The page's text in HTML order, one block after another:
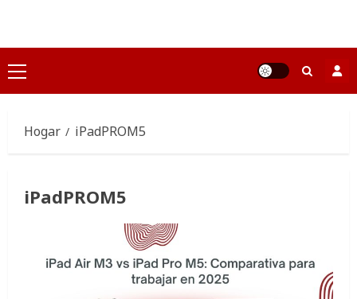
contenido
Menú
principal
Hogar iPadPROM5
iPadPROM5